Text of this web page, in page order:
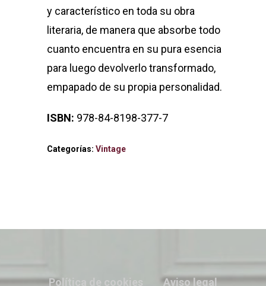
y característico en toda su obra
literaria, de manera que absorbe todo
cuanto encuentra en su pura esencia
para luego devolverlo transformado,
empapado de su propia personalidad.
ISBN: 978-84-8198-377-7
Categorías: Vintage
Política de cookies Aviso legal